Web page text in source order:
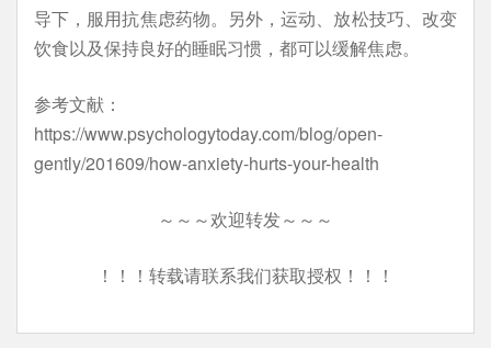
导下，服用抗焦虑药物。另外，运动、放松技巧、改变
饮食以及保持良好的睡眠习惯，都可以缓解焦虑。
参考文献：
https://www.psychologytoday.com/blog/open-
gently/201609/how-anxiety-hurts-your-health
～～～欢迎转发～～～
！！！转载请联系我们获取授权！！！